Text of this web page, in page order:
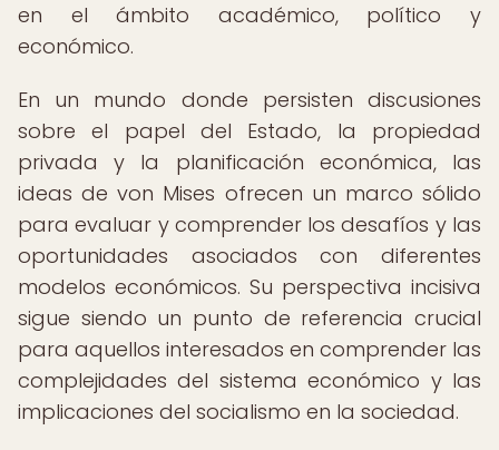
en el ámbito académico, político y
económico.
En un mundo donde persisten discusiones
sobre el papel del Estado, la propiedad
privada y la planificación económica, las
ideas de von Mises ofrecen un marco sólido
para evaluar y comprender los desafíos y las
oportunidades asociados con diferentes
modelos económicos. Su perspectiva incisiva
sigue siendo un punto de referencia crucial
para aquellos interesados en comprender las
complejidades del sistema económico y las
implicaciones del socialismo en la sociedad.